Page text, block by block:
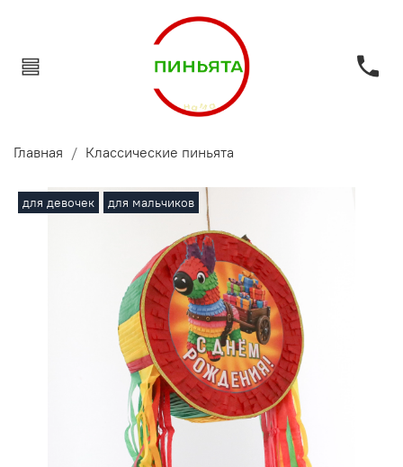
Главная Классические пиньята
для девочек для мальчиков